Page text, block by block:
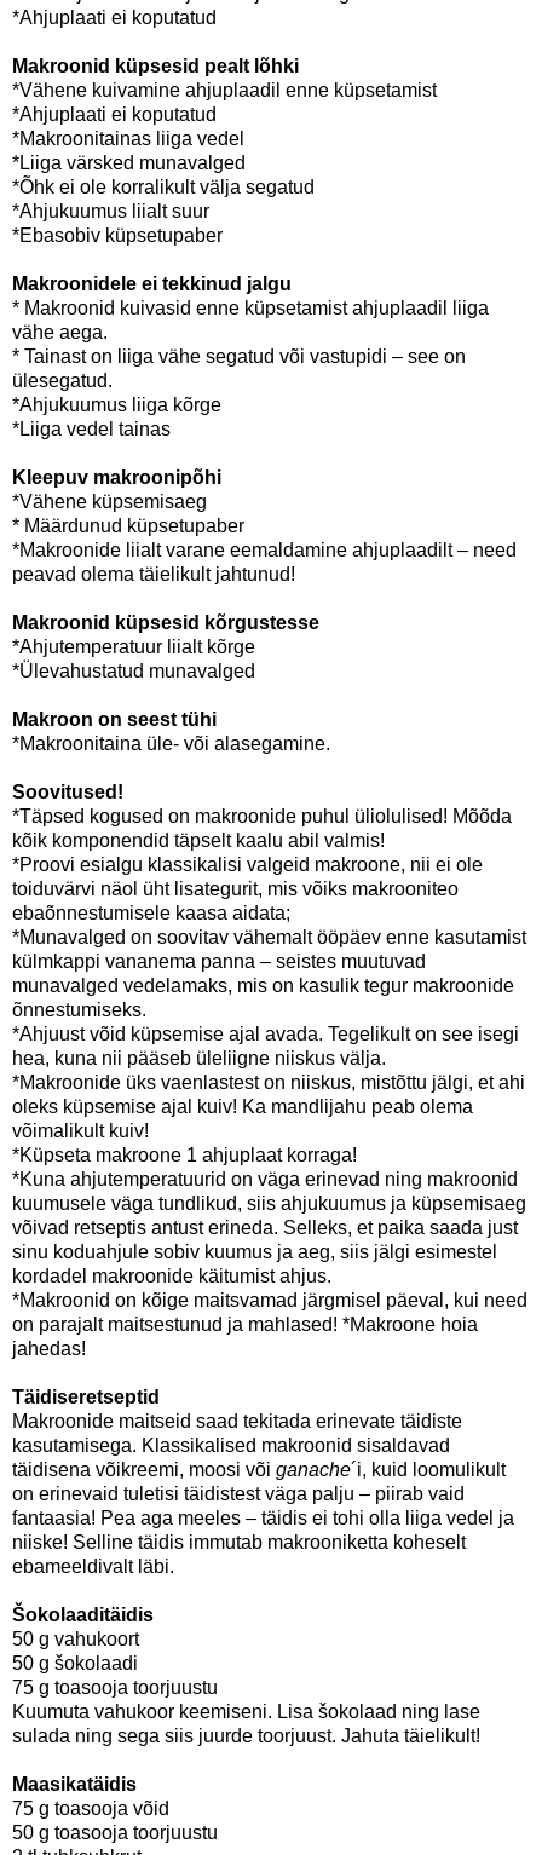
*Ahjuplaati ei koputatud
Makroonid küpsesid pealt lõhki
*Vähene kuivamine ahjuplaadil enne küpsetamist
*Ahjuplaati ei koputatud
*Makroonitainas liiga vedel
*Liiga värsked munavalged
*Õhk ei ole korralikult välja segatud
*Ahjukuumus liialt suur
*Ebasobiv küpsetupaber
Makroonidele ei tekkinud jalgu
* Makroonid kuivasid enne küpsetamist ahjuplaadil liiga
vähe aega.
* Tainast on liiga vähe segatud või vastupidi – see on
ülesegatud.
*Ahjukuumus liiga kõrge
*Liiga vedel tainas
Kleepuv makroonipõhi
*Vähene küpsemisaeg
* Määrdunud küpsetupaber
*Makroonide liialt varane eemaldamine ahjuplaadilt – need
peavad olema täielikult jahtunud!
Makroonid küpsesid kõrgustesse
*Ahjutemperatuur liialt kõrge
*Ülevahustatud munavalged
Makroon on seest tühi
*Makroonitaina üle- või alasegamine.
Soovitused!
*Täpsed kogused on makroonide puhul üliolulised! Mõõda
kõik komponendid täpselt kaalu abil valmis!
*Proovi esialgu klassikalisi valgeid makroone, nii ei ole
toiduvärvi näol üht lisategurit, mis võiks makrooniteo
ebaõnnestumisele kaasa aidata;
*Munavalged on soovitav vähemalt ööpäev enne kasutamist
külmkappi vananema panna – seistes muutuvad
munavalged vedelamaks, mis on kasulik tegur makroonide
õnnestumiseks.
*Ahjuust võid küpsemise ajal avada. Tegelikult on see isegi
hea, kuna nii pääseb üleliigne niiskus välja.
*Makroonide üks vaenlastest on niiskus, mistõttu jälgi, et ahi
oleks küpsemise ajal kuiv! Ka mandlijahu peab olema
võimalikult kuiv!
*Küpseta makroone 1 ahjuplaat korraga!
*Kuna ahjutemperatuurid on väga erinevad ning makroonid
kuumusele väga tundlikud, siis ahjukuumus ja küpsemisaeg
võivad retseptis antust erineda. Selleks, et paika saada just
sinu koduahjule sobiv kuumus ja aeg, siis jälgi esimestel
kordadel makroonide käitumist ahjus.
*Makroonid on kõige maitsvamad järgmisel päeval, kui need
on parajalt maitsestunud ja mahlased! *Makroone hoia
jahedas!
Täidiseretseptid
Makroonide maitseid saad tekitada erinevate täidiste
kasutamisega. Klassikalised makroonid sisaldavad
täidisena võikreemi, moosi või ganache´i, kuid loomulikult
on erinevaid tuletisi täidistest väga palju – piirab vaid
fantaasia! Pea aga meeles – täidis ei tohi olla liiga vedel ja
niiske! Selline täidis immutab makrooniketta koheselt
ebameeldivalt läbi.
Šokolaaditäidis
50 g vahukoort
50 g šokolaadi
75 g toasooja toorjuustu
Kuumuta vahukoor keemiseni. Lisa šokolaad ning lase
sulada ning sega siis juurde toorjuust. Jahuta täielikult!
Maasikatäidis
75 g toasooja võid
50 g toasooja toorjuustu